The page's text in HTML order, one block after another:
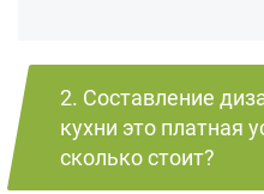
2. Составление
кухни это платная
сколько стоит?